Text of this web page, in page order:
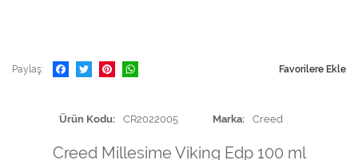
Paylaş Favorilere Ekle
Ürün Kodu CR2022005 Marka Creed
Creed Millesime Viking Edp 100 ml